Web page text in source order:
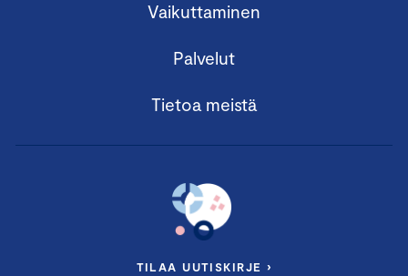
Vaikuttaminen
Palvelut
Tietoa meistä
TILAA UUTISKIRJE ›